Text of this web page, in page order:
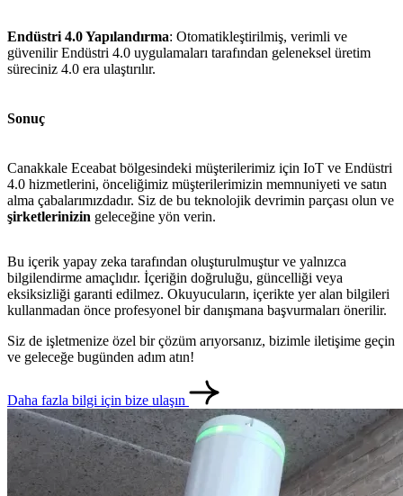
Endüstri 4.0 Yapılandırma: Otomatikleştirilmiş, verimli ve
güvenilir Endüstri 4.0 uygulamaları tarafından geleneksel üretim
süreciniz 4.0 era ulaştırılır.
Sonuç
Canakkale Eceabat bölgesindeki müşterilerimiz için IoT ve Endüstri
4.0 hizmetlerini, önceliğimiz müşterilerimizin memnuniyeti ve satın
alma çabalarımızdadır. Siz de bu teknolojik devrimin parçası olun ve
şirketlerinizin geleceğine yön verin.
Bu içerik yapay zeka tarafından oluşturulmuştur ve yalnızca
bilgilendirme amaçlıdır. İçeriğin doğruluğu, güncelliği veya
eksiksizliği garanti edilmez. Okuyucuların, içerikte yer alan bilgileri
kullanmadan önce profesyonel bir danışmana başvurmaları önerilir.
Siz de işletmenize özel bir çözüm arıyorsanız, bizimle iletişime geçin
ve geleceğe bugünden adım atın!
Daha fazla bilgi için bize ulaşın